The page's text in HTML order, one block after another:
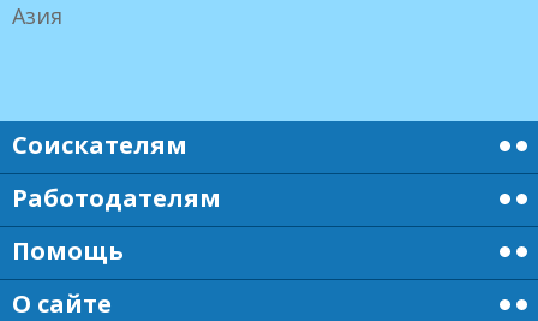
Азия
Соискателям
Работодателям
Помощь
О сайте